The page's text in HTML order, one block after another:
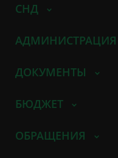
СНД
АДМИНИСТРАЦИЯ
ДОКУМЕНТЫ
БЮДЖЕТ
ОБРАЩЕНИЯ